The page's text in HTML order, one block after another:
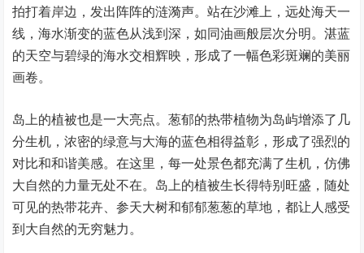
拍打着岸边，发出阵阵的涟漪声。站在沙滩上，远处海天一
线，海水渐变的蓝色从浅到深，如同油画般层次分明。湛蓝
的天空与碧绿的海水交相辉映，形成了一幅色彩斑斓的美丽
画卷。
岛上的植被也是一大亮点。葱郁的热带植物为岛屿增添了几
分生机，浓密的绿意与大海的蓝色相得益彰，形成了强烈的
对比和和谐美感。在这里，每一处景色都充满了生机，仿佛
大自然的力量无处不在。岛上的植被生长得特别旺盛，随处
可见的热带花卉、参天大树和郁郁葱葱的草地，都让人感受
到大自然的无穷魅力。